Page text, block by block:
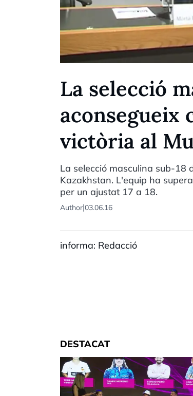
La selecció
aconsegueix
victòria al
La selecció masculina sub-18
Kazakhstan. L'equip ha
per un ajustat 17 a 18.
Author|03.06.16
informa: Redacció
DESTACAT